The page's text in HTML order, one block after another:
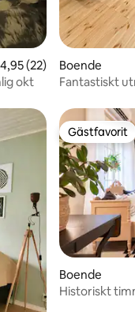
av 5 i genomsnittligt
4,95 (22)
okt
Boende
Fantastiskt
Gästfavorit
Gästfavorit
Boende
Historiskt